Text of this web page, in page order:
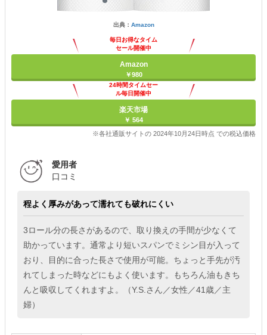
出典： Amazon
毎日お得なタイム
セール開催中
Amazon
￥980
24時間タイムセー
ル毎日開催中
楽天市場
￥ 564
※各社通販サイトの 2024年10月24日時点 での税込価格
愛用者
口コミ
程よく厚みがあって濡れても破れにくい
3ロール分の長さがあるので、取り換えの手間が少なくて
助かっています。通常より短いスパンでミシン目が入って
おり、目的に合った長さで使用が可能。ちょっと手先が汚
れてしまった時などにもよく使います。もちろん油もきち
んと吸収してくれますよ。（Y.S.さん／女性／41歳／主
婦）